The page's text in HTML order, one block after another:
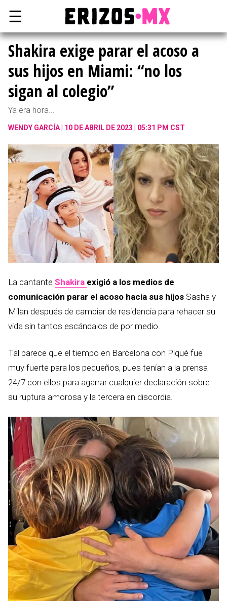
☰
Shakira exige parar el acoso a
sus hijos en Miami: “no los
sigan al colegio”
Ya era hora...
WENDY GARCÍA 10 DE ABRIL DE 2023 | 05:31 PM CST
La cantante Shakira exigió a los medios de
comunicación parar el acoso hacia sus hijos Sasha y
Milan después de cambiar de residencia para rehacer su
vida sin tantos escándalos de por medio.
Tal parece que el tiempo en Barcelona con Piqué fue
muy fuerte para los pequeños, pues tenían a la prensa
24/7 con ellos para agarrar cualquier declaración sobre
su ruptura amorosa y la tercera en discordia.